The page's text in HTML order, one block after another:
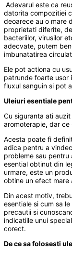
Adevarul este ca
datorita compozitiei
deoarece au o mare
proprietati diferite,
bacteriilor, virusilor
adecvate, putem
imbunatatirea
Ele pot actiona cu
patrunde foarte usor
fluxul sanguin si pot
Uleiuri esentiale
Cu siguranta ati
aromoterapie, dar ce
Acesta poate fi
adica pentru a
probleme sau pentru
esential obtinut din
urmare, este un
obtine un efect mare
Din acest motiv,
esentiale si cum sa
precautii si
indicatiile unui
corect.
De ce sa folosesti